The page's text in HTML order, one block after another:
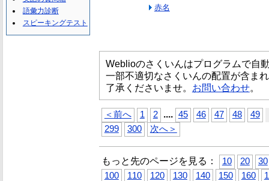
赤名
Weblioのさくいんはプログラムで自
一部不適切なさくいんの配置が含ま
了承くださいませ。 お問い合わせ。
＜前へ 1 2 .... 45 46 47 48 49
299
300 次へ＞
もっと先のページを見る： 10 20
30
100
110 120 130 140 150 160
語彙力診断
スピーキングテスト